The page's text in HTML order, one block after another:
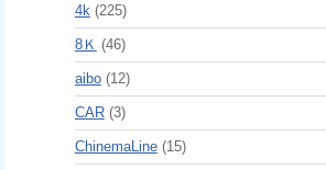
4k (225)
8Ｋ (46)
aibo(12)
CAR(3)
ChinemaLine(15)